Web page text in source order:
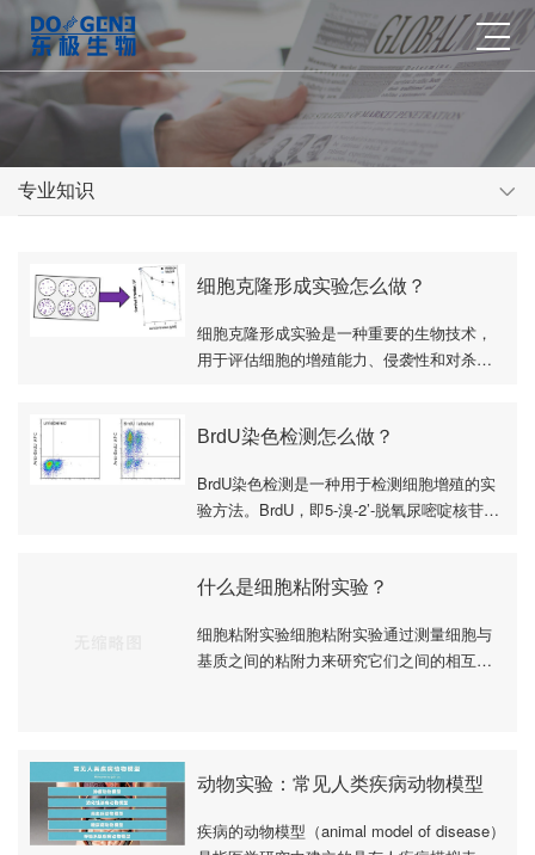
专业知识
细胞克隆形成实验怎么做？
细胞克隆形成实验是一种重要的生物技术，
用于评估细胞的增殖能力、侵袭性和对杀伤
即克隆或···
BrdU染色检测怎么做？
BrdU染色检测是一种用于检测细胞增殖的实
验方法。BrdU，即5-溴-2’-脱氧尿嘧啶核苷，
性使得···
什么是细胞粘附实验？
细胞粘附实验细胞粘附实验通过测量细胞与
基质之间的粘附力来研究它们之间的相互作
动物实验：常见人类疾病动物模型
疾病的动物模型（animal model of disease）